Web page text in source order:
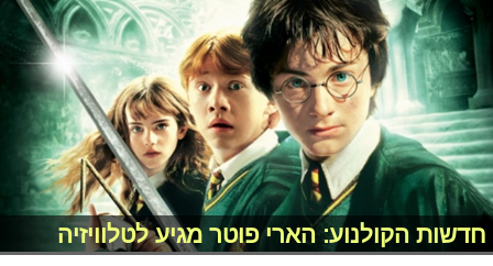
חדשות הקולנוע: הארי פוטר מגיע לטלוויזיה